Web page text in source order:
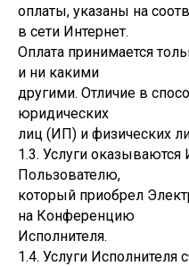
оплаты, указаны на
в сети Интернет.
Оплата принимается
и ни какими
другими. Отличие в
юридических
лиц (ИП) и физических
1.3. Услуги
Пользователю,
который приобрел
на Конференцию
Исполнителя.
1.4. Услуги Исполнителя